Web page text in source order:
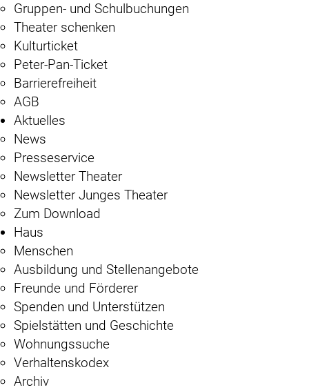
Gruppen- und Schulbuchungen
Theater schenken
Kulturticket
Peter-Pan-Ticket
Barrierefreiheit
AGB
Aktuelles
News
Presseservice
Newsletter Theater
Newsletter Junges Theater
Zum Download
Haus
Menschen
Ausbildung und Stellenangebote
Freunde und Förderer
Spenden und Unterstützen
Spielstätten und Geschichte
Wohnungssuche
Verhaltenskodex
Archiv